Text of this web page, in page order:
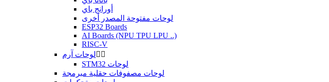
أورانج باي
لوحات مفتوحة المصدر أخرى
ESP32 Boards
AI Boards (NPU TPU LPU ..)
RISC-V
لوحات آرم 
STM32 لوحات
لوحات مصفوفات حقلية مبرمجة